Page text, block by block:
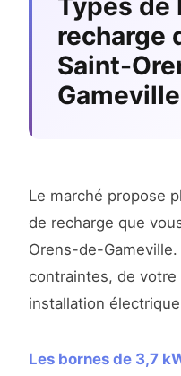
Types de
recharge
Saint-
Gameville
Le marché propose
de recharge que
Orens-de-
contraintes, de
installation
Les bornes de 3,7